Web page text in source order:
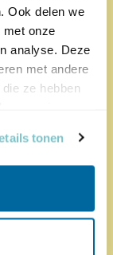
Ook delen we
met onze
analyse. Deze
met andere
ze hebben
tonen